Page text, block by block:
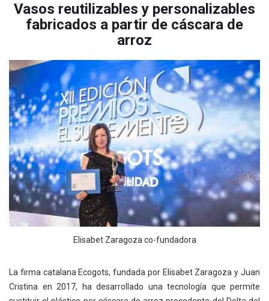
Vasos reutilizables y personalizables
fabricados a partir de cáscara de
arroz
Elisabet Zaragoza co-fundadora
La firma catalana Ecogots, fundada por Elisabet Zaragoza y Juan
Cristina en 2017, ha desarrollado una tecnología que permite